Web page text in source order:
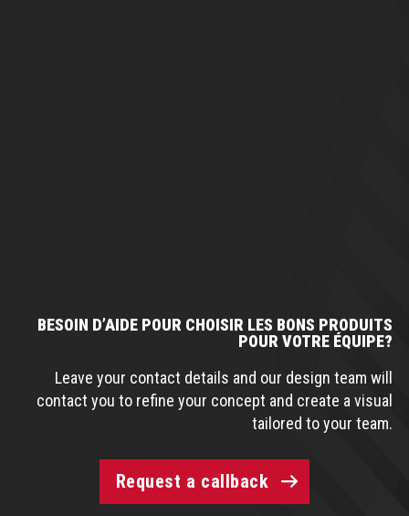
BESOIN D’AIDE POUR CHOISIR LES BONS PRODUITS
POUR VOTRE ÉQUIPE?
Leave your contact details and our design team will
contact you to refine your concept and create a visual
tailored to your team.
Request a callback